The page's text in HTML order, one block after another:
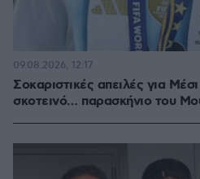
Σοκαριστικές απειλές για
σκοτεινό… παρασκήνιο του
09.08.2026, 12:17